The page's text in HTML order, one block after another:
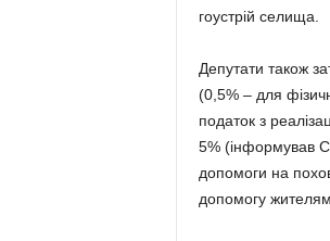
гоустрій селища.
Депутати також
(0,5% – для
податок з
5% (інфор­му­вав
допо­моги на
допомогу